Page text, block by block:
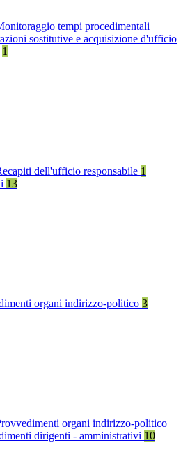
tempi procedimentali
sostitutive e acquisizione d'ufficio
1
dell'ufficio responsabile 1
13
organi indirizzo-politico 3
organi indirizzo-politico
dirigenti - amministrativi 10